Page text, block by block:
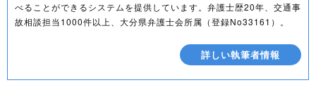
べることができるシステムを提供しています。弁護士歴20年、交通事
故相談担当1000件以上、大分県弁護士会所属（登録No33161）。
詳しい執筆者情報